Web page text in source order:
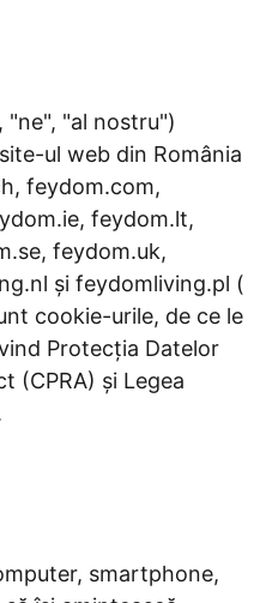
"ne", "al nostru")
ul web din România
feydom.com,
feydom.lt,
feydom.uk,
și feydomliving.pl (
cookie-urile, de ce le
Protecția Datelor
(CPRA) și Legea
smartphone,